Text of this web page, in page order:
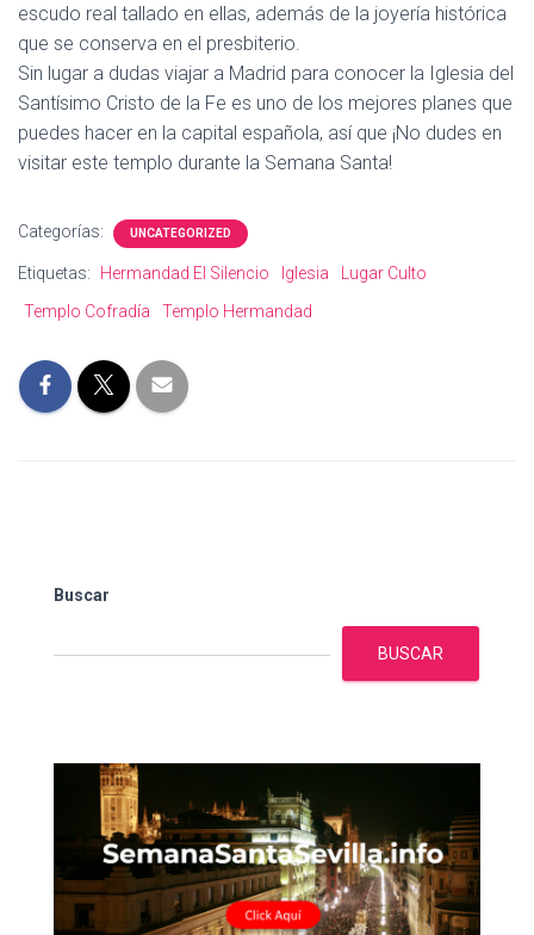
escudo real tallado en ellas, además de la joyería histórica
que se conserva en el presbiterio.
Sin lugar a dudas viajar a Madrid para conocer la Iglesia del
Santísimo Cristo de la Fe es uno de los mejores planes que
puedes hacer en la capital española, así que ¡No dudes en
visitar este templo durante la Semana Santa!
Categorías: UNCATEGORIZED
Etiquetas: Hermandad El Silencio Iglesia
Lugar Culto
Templo Cofradía
Templo Hermandad
Buscar
BUSCAR